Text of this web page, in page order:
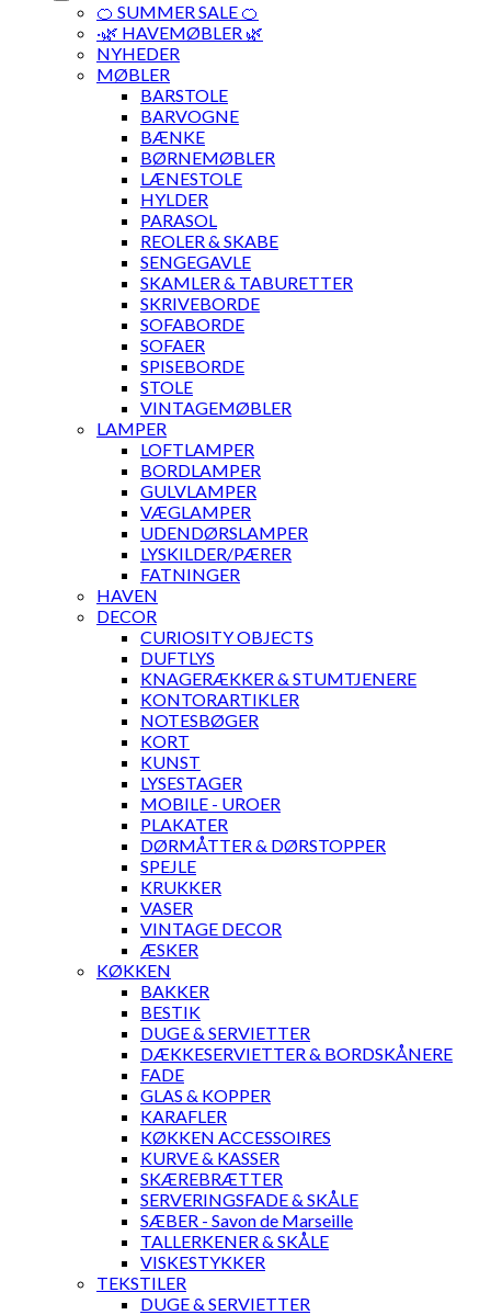
🍊 SUMMER SALE 🍊
·🌿 HAVEMØBLER 🌿
NYHEDER
MØBLER
BARSTOLE
BARVOGNE
BÆNKE
BØRNEMØBLER
LÆNESTOLE
HYLDER
PARASOL
REOLER & SKABE
SENGEGAVLE
SKAMLER & TABURETTER
SKRIVEBORDE
SOFABORDE
SOFAER
SPISEBORDE
STOLE
VINTAGEMØBLER
LAMPER
LOFTLAMPER
BORDLAMPER
GULVLAMPER
VÆGLAMPER
UDENDØRSLAMPER
LYSKILDER/PÆRER
FATNINGER
HAVEN
DECOR
CURIOSITY OBJECTS
DUFTLYS
KNAGERÆKKER & STUMTJENERE
KONTORARTIKLER
NOTESBØGER
KORT
KUNST
LYSESTAGER
MOBILE - UROER
PLAKATER
DØRMÅTTER & DØRSTOPPER
SPEJLE
KRUKKER
VASER
VINTAGE DECOR
ÆSKER
KØKKEN
BAKKER
BESTIK
DUGE & SERVIETTER
DÆKKESERVIETTER & BORDSKÅNERE
FADE
GLAS & KOPPER
KARAFLER
KØKKEN ACCESSOIRES
KURVE & KASSER
SKÆREBRÆTTER
SERVERINGSFADE & SKÅLE
SÆBER - Savon de Marseille
TALLERKENER & SKÅLE
VISKESTYKKER
TEKSTILER
DUGE & SERVIETTER